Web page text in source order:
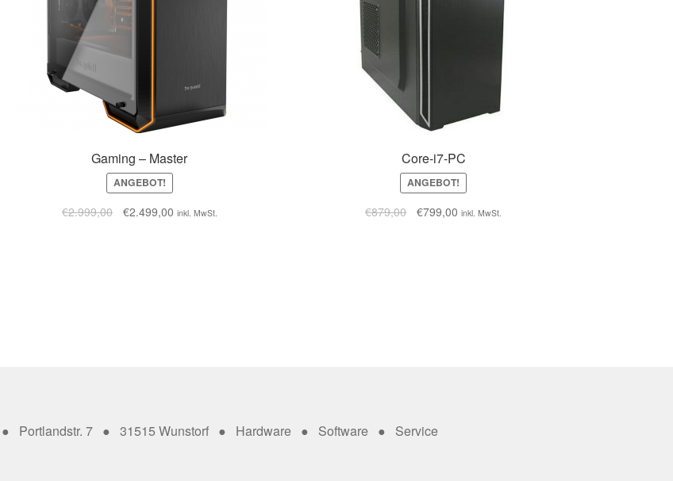
Gaming – Master
ANGEBOT!
€2.999,00 €2.499,00 inkl. MwSt.
Core-i7-PC
ANGEBOT!
€879,00 €799,00 inkl. MwSt.
● Portlandstr. 7 ● 31515 Wunstorf ● Hardware ● Software ● Service